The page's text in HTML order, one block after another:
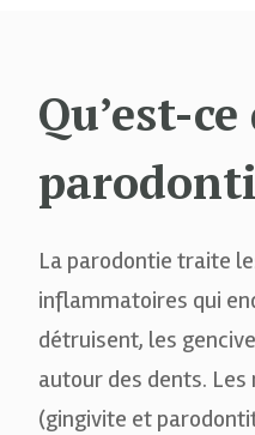
Qu’est-
La parodontie traite
inflammatoires qui
détruisent, les
autour des dents.
(gingivite et